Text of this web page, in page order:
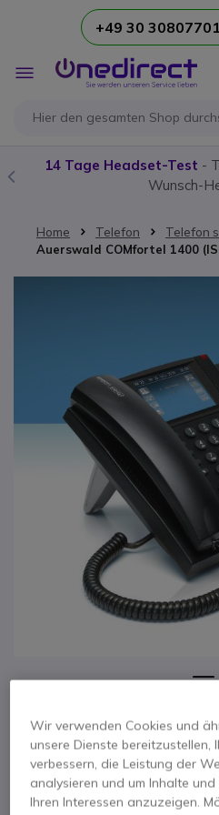
Zum Inhalt springen+49 30 30807701
Navigation
umschalten
14 Tage Headset-Test -
Wunsch-
Home Telefon
Telefon
Auerswald COMfortel 1400
Auerswald
COMfortel
(ISDN)
Wir verwenden Cookies und
unsere Dienste bereitzustellen,
verbessern, die Leistung der
analysieren und um Inhalte
Ihren Interessen anzuzeigen.